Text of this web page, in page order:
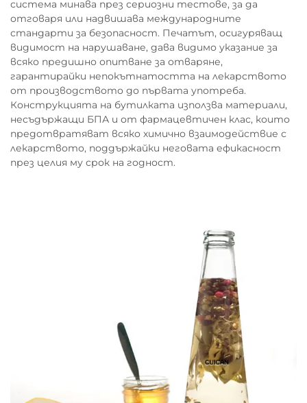
система минава през сериозни тестове, за да
отговаря или надвишава международните
стандарти за безопасност. Печатът, осигуряващ
видимост на нарушаване, дава видимо указание за
всяко предишно опитване за отваряне,
гарантирайки непокътнатостта на лекарството
от производството до първата употреба.
Конструкцията на бутилката използва материали,
несъдържащи БПА и от фармацевтичен клас, които
предотвратяват всяко химично взаимодействие с
лекарството, поддържайки неговата ефикасност
през целия му срок на годност.